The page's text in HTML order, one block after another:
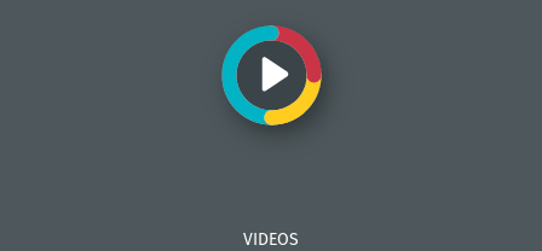
VIDEOS